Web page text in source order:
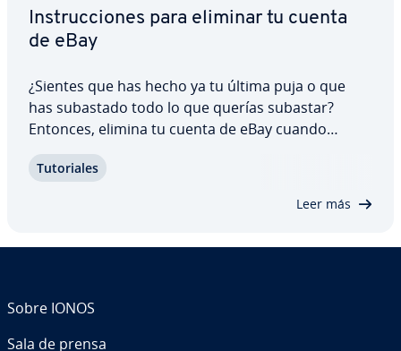
In­s­tru­c­cio­nes para eliminar tu cuenta
de eBay
¿Sientes que has hecho ya tu última puja o que
has subastado todo lo que querías subastar?
Entonces, elimina tu cuenta de eBay cuando
tener pagos, tasas ni pujas pe­n­die­n­tes y que todas
Tu­to­ria­les
Leer más
Sobre IONOS
Sala de prensa